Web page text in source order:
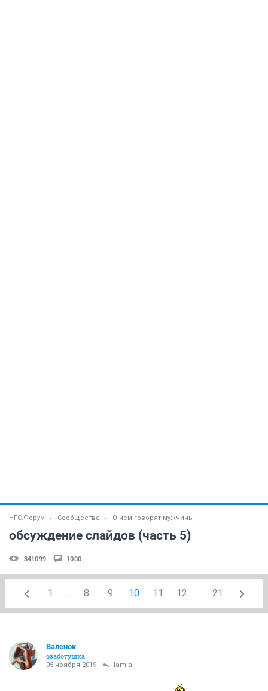
НГС.Форум Сообщества О чем говорят мужчины
обсуждение слайдов (часть 5)
341099 1000
1 ... 8 9 10 11 12 ... 21
Валенок
озаботушка
05 ноября 2019 lamia